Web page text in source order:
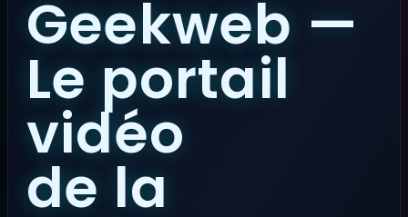
Geekweb —
Le portail
vidéo
de la